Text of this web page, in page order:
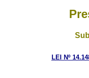
LEI Nº